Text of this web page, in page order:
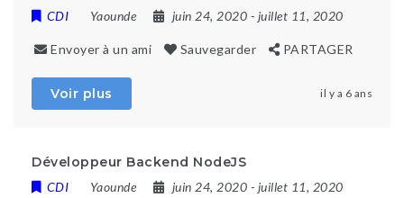
CDI Yaounde juin 24, 2020 - juillet 11, 2020
Envoyer à un ami Sauvegarder PARTAGER
Voir plus il y a 6 ans
Développeur Backend NodeJS
CDI Yaounde juin 24, 2020 - juillet 11, 2020